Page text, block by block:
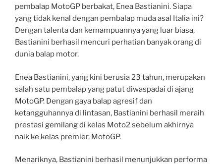
pembalap MotoGP berbakat, Enea Bastianini. Siapa
yang tidak kenal dengan pembalap muda asal Italia ini?
Dengan talenta dan kemampuannya yang luar biasa,
Bastianini berhasil mencuri perhatian banyak orang di
dunia balap motor.
Enea Bastianini, yang kini berusia 23 tahun, merupakan
salah satu pembalap yang patut diwaspadai di ajang
MotoGP. Dengan gaya balap agresif dan
ketangguhannya di lintasan, Bastianini berhasil meraih
prestasi gemilang di kelas Moto2 sebelum akhirnya
naik ke kelas premier, MotoGP.
Menariknya, Bastianini berhasil menunjukkan performa